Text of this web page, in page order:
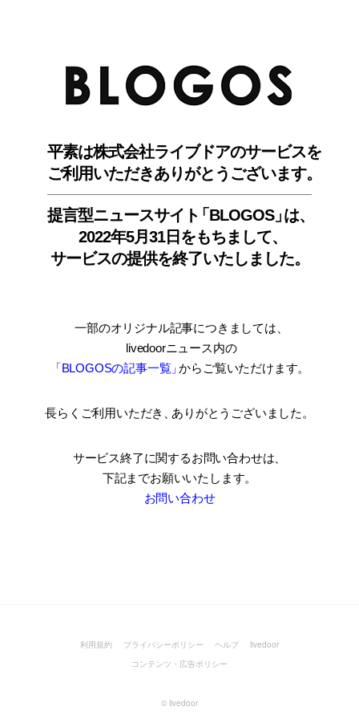
平素は株式会社ライブドアのサービスを
ご利用いただきありがとうございます。
提言型ニュースサイ ト「BLOGOS」は、
2022年5月31日をもちまして、
サービスの提供を終了いたしました。
一部のオリジナル記事につきましては
livedoorニュース内の
「BLOGOSの記事一覧」からご覧いただけます。
長らくご利用いただき ありがとうございました。
サービス終了に関するお問い合わせは、
下記までお願いいたします。
お問い合わせ
利用規約 プライバシーポリシー ヘルプ
livedoor
コンテンツ・広告ポリシー
© livedoor